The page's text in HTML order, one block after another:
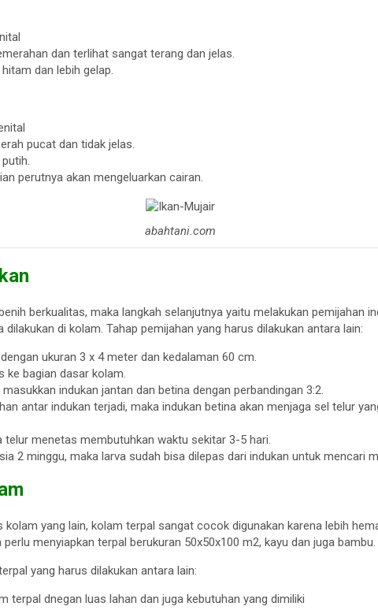
dan terlihat sangat terang dan jelas.
dan lebih gelap.
pucat dan tidak jelas.
perutnya akan mengeluarkan cairan.
abahtani.com
berkualitas, maka langkah selanjutnya yaitu melakukan pemijahan
dilakukan di kolam. Tahap pemijahan yang harus dilakukan antara lain:
ukuran 3 x 4 meter dan kedalaman 60 cm.
ke bagian dasar kolam.
indukan jantan dan betina dengan perbandingan 3:2.
antar indukan terjadi, maka indukan betina akan menjaga sel telur
telur menetas membutuhkan waktu sekitar 3-5 hari.
2 minggu, maka larva sudah bisa dilepas dari indukan untuk mencari
kolam yang lain, kolam terpal sangat cocok digunakan karena lebih
menyiapkan terpal berukuran 50x50x100 m2, kayu dan juga bambu.
yang harus dilakukan antara lain:
terpal dnegan luas lahan dan juga kebutuhan yang dimiliki